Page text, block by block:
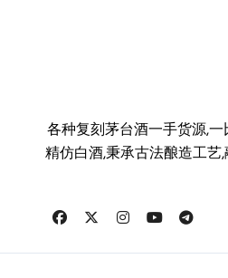
各种复刻茅台酒一手货源,
精仿白酒,秉承古法酿造工艺